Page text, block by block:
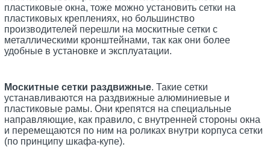
пластиковые окна, тоже можно установить сетки на
пластиковых креплениях, но большинство
производителей перешли на москитные сетки с
металлическими кронштейнами, так как они более
удобные в установке и эксплуатации.
Москитные сетки раздвижные. Такие сетки
устанавливаются на раздвижные алюминиевые и
пластиковые рамы. Они крепятся на специальные
направляющие, как правило, с внутренней стороны окна
и перемещаются по ним на роликах внутри корпуса сетки
(по принципу шкафа-купе).